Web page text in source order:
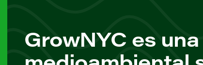
GrowNYC es